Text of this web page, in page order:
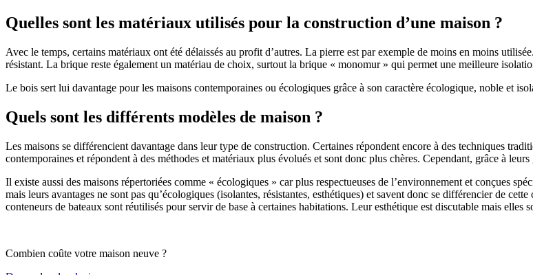
Quelles sont les matériaux utilisés pour la construction d’une maison ?
Avec le temps, certains matériaux ont été délaissés au profit d’autres. La pierre est par exemple de moins en moins
résistant. La brique reste également un matériau de choix, surtout la brique « monomur » qui permet une meilleure
Le bois sert lui davantage pour les maisons contemporaines ou écologiques grâce à son caractère écologique, noble et
Quels sont les différents modèles de maison ?
Les maisons se différencient davantage dans leur type de construction. Certaines répondent encore à des techniques
contemporaines et répondent à des méthodes et matériaux plus évolués et sont donc plus chères. Cependant, grâce à
Il existe aussi des maisons répertoriées comme « écologiques » car plus respectueuses de l’environnement et conçues
mais leurs avantages ne sont pas qu’écologiques (isolantes, résistantes, esthétiques) et savent donc se différencier de
conteneurs de bateaux sont réutilisés pour servir de base à certaines habitations. Leur esthétique est discutable mais elles
Combien coûte votre maison neuve ?